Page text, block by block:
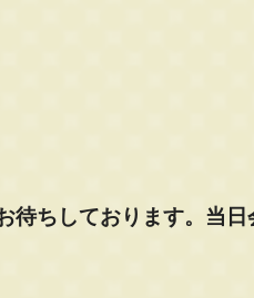
待ちしております。当日